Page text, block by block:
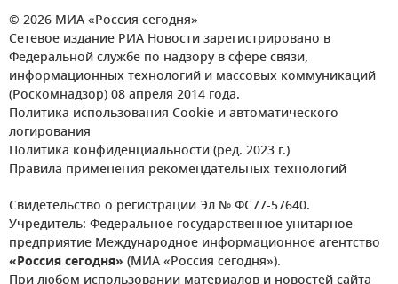
© 2026 МИА «Россия сегодня»
Сетевое издание РИА Новости зарегистрировано в
Федеральной службе по надзору в сфере связи,
информационных технологий и массовых коммуникаций
(Роскомнадзор) 08 апреля 2014 года.
Политика использования Cookie и автоматического
логирования
Политика конфиденциальности (ред. 2023 г.)
Правила применения рекомендательных технологий
Свидетельство о регистрации Эл № ФС77-57640.
Учредитель: Федеральное государственное унитарное
предприятие Международное информационное агентство
«Россия сегодня» (МИА «Россия сегодня»).